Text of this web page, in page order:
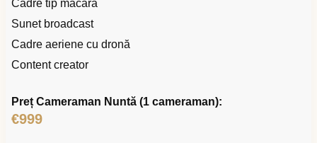
Cadre tip macara
Sunet broadcast
Cadre aeriene cu dronă
Content creator
Preț Cameraman Nuntă (1 cameraman):
€999